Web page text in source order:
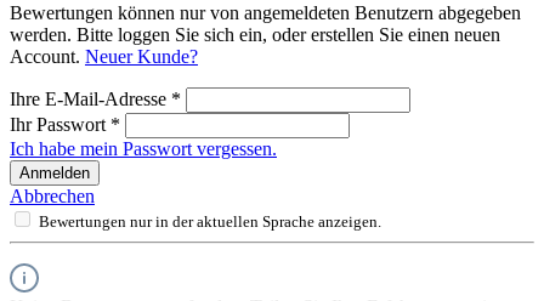
Bewertungen können nur von angemeldeten Benutzern abgegeben
werden. Bitte loggen Sie sich ein, oder erstellen Sie einen neuen
Account. Neuer Kunde?
Ihre E-Mail-Adresse *
Ihr Passwort *
Ich habe mein Passwort vergessen.
Anmelden
Abbrechen
Bewertungen nur in der aktuellen Sprache anzeigen.